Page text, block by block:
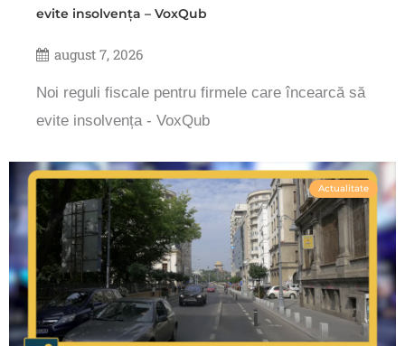
evite insolvența – VoxQub
august 7, 2026
Noi reguli fiscale pentru firmele care încearcă să
evite insolvența - VoxQub
Actualitate